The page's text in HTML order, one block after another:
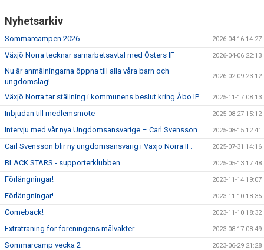
Nyhetsarkiv
Sommarcampen 2026 2026-04-16 14:27
Växjö Norra tecknar samarbetsavtal med Östers IF 2026-04-06 22:13
Nu är anmälningarna öppna till alla våra barn och
ungdomslag!
2026-02-09 23:12
Växjö Norra tar ställning i kommunens beslut kring Åbo IP 2025-11-17 08:13
Inbjudan till medlemsmöte 2025-08-27 15:12
Intervju med vår nya Ungdomsansvarige – Carl Svensson 2025-08-15 12:41
Carl Svensson blir ny ungdomsansvarig i Växjö Norra IF. 2025-07-31 14:16
BLACK STARS - supporterklubben 2025-05-13 17:48
Förlängningar! 2023-11-14 19:07
Förlängningar! 2023-11-10 18:35
Comeback! 2023-11-10 18:32
Extraträning för föreningens målvakter 2023-08-17 08:49
Sommarcamp vecka 2 2023-06-29 21:28